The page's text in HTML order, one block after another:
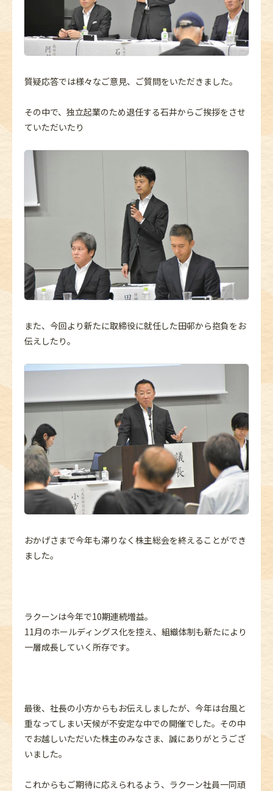
質疑応答では様々なご意見、ご質問をいただきました。
その中で、独立起業のため退任する石井からご挨拶をさせ
ていただいたり
また、今回より新たに取締役に就任した田邨から抱負をお
伝えしたり。
おかげさまで今年も滞りなく株主総会を終えることができ
ました。
ラクーンは今年で10期連続増益。
11月のホールディングス化を控え、組織体制も新たにより
一層成長していく所存です。
最後、社長の小方からもお伝えしましたが、今年は台風と
重なってしまい天候が不安定な中での開催でした。その中
でお越しいただいた株主のみなさま、誠にありがとうござ
いました。
これからもご期待に応えられるよう、ラクーン社員一同頑